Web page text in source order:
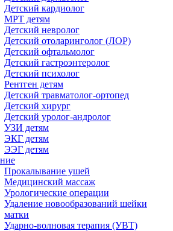
Детский кардиолог
МРТ детям
Детский невролог
Детский отоларинголог (ЛОР)
Детский офтальмолог
Детский гастроэнтеролог
Детский психолог
Рентген детям
Детский травматолог-ортопед
Детский хирург
Детский уролог-андролог
УЗИ детям
ЭКГ детям
ЭЭГ детям
Прокалывание ушей
Медицинский массаж
Урологические операции
Удаление новообразований шейки
матки
Ударно-волновая терапия (УВТ)